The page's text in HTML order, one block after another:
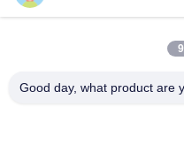
αποθήκη χάλυβα
κατασκευή δομών
Good day, what product are